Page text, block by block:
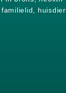
huisdier